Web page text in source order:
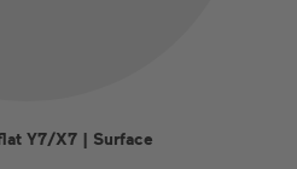
Y7/X7 | Surface